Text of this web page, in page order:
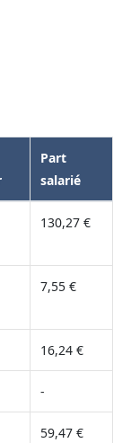
Part
salarié
130,27 €
7,55 €
16,24 €
-
59,47 €